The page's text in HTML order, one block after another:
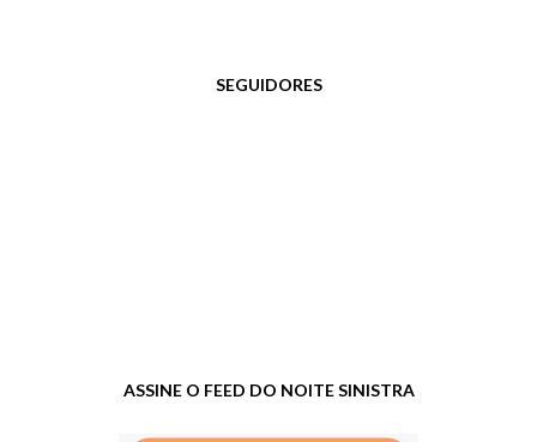
SEGUIDORES
ASSINE O FEED DO NOITE SINISTRA